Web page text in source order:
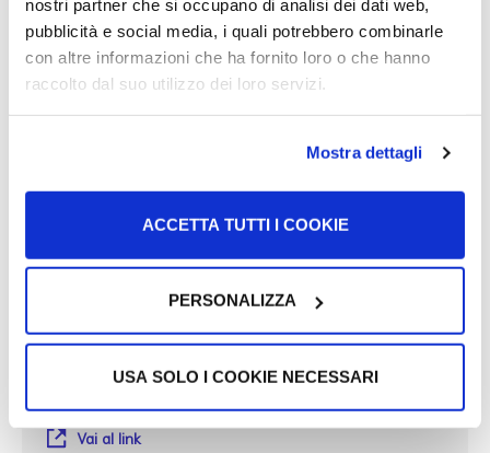
nostri partner che si occupano di analisi dei dati web,
pubblicità e social media, i quali potrebbero combinarle
con altre informazioni che ha fornito loro o che hanno
raccolto dal suo utilizzo dei loro servizi.
Mostra dettagli
ACCETTA TUTTI I COOKIE
PERSONALIZZA
USA SOLO I COOKIE NECESSARI
Randstad
Agenzia per il lavoro con programmi specifici per
stranieri
Adecco
Agenzia per il lavoro con programmi specifici per
stranieri.
Vai al link